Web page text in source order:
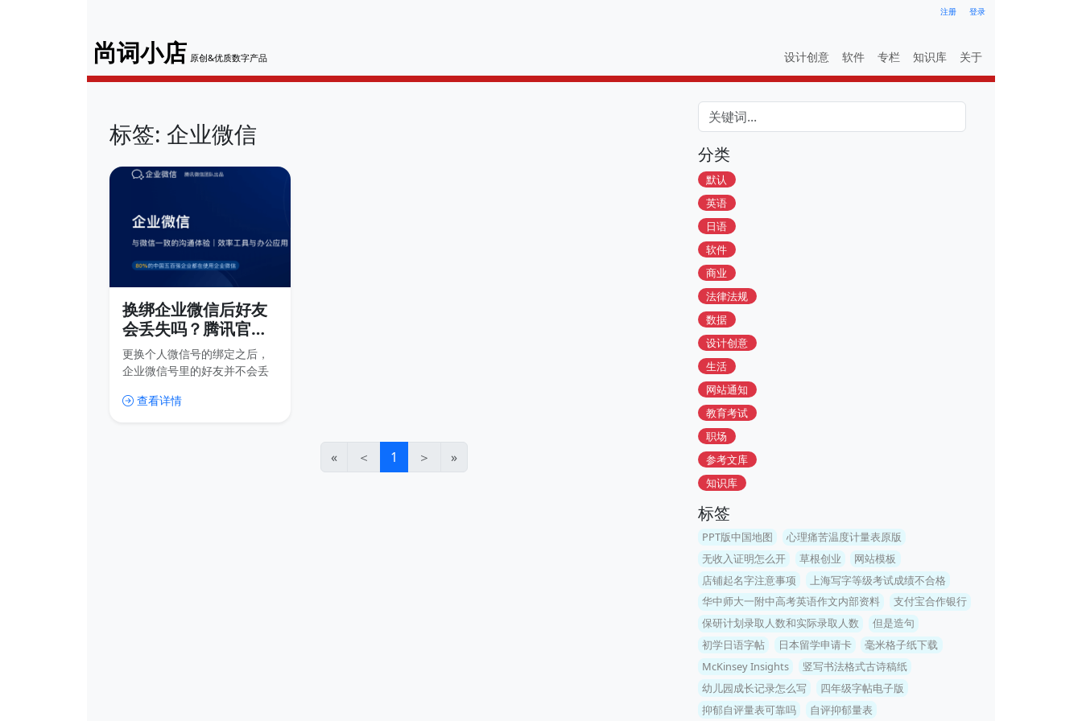
注册 登录
尚词小店 原创&优质数字产品 设计创意 软件 专栏 知识库 关于
标签: 企业微信
换绑企业微信后好友
会丢失吗？腾讯官方
客服回答
更换个人微信号的绑定之后，
企业微信号里的好友并不会丢
查看详情
« ＜ 1 ＞ »
分类
默认
英语
日语
软件
商业
法律法规
数据
设计创意
生活
网站通知
教育考试
职场
参考文库
知识库
标签
PPT版中国地图
心理痛苦温度计量表原版
无收入证明怎么开
草根创业
网站模板
店铺起名字注意事项
上海写字等级考试成绩不合格
华中师大一附中高考英语作文内部资料
支付宝合作银行
保研计划录取人数和实际录取人数
但是造句
初学日语字帖
日本留学申请卡
毫米格子纸下载
McKinsey Insights
竖写书法格式古诗稿纸
幼儿园成长记录怎么写
四年级字帖电子版
抑郁自评量表可靠吗
自评抑郁量表